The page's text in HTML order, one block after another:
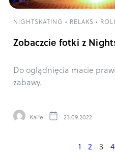
NIGHTSKATING • RELAKS •
Zobaczcie fotki z
Do oglądnięcia macie
zabawy.
KaPe 23.09.2022
1 2 3 4